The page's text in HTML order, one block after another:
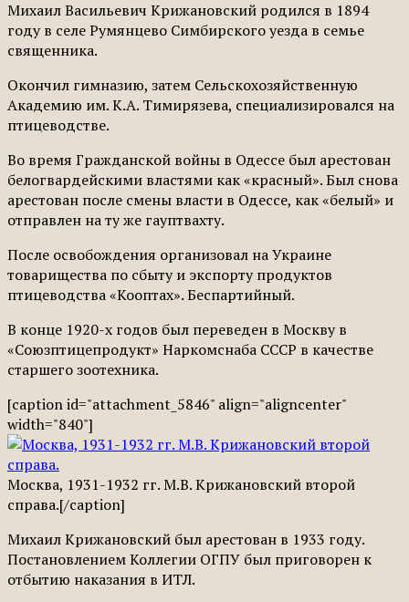
Михаил Васильевич Крижановский родился в 1894
году в селе Румянцево Симбирского уезда в семье
священника.
Окончил гимназию, затем Сельскохозяйственную
Академию им. К.А. Тимирязева, специализировался на
птицеводстве.
Во время Гражданской войны в Одессе был арестован
белогвардейскими властями как «красный». Был снова
арестован после смены власти в Одессе, как «белый» и
отправлен на ту же гауптвахту.
После освобождения организовал на Украине
товарищества по сбыту и экспорту продуктов
птицеводства «Кооптах». Беспартийный.
В конце 1920-х годов был переведен в Москву в
«Союзптицепродукт» Наркомснаба СССР в качестве
старшего зоотехника.
[caption id="attachment_5846" align="aligncenter"
width="840"]
Москва, 1931-1932 гг. М.В. Крижановский второй
справа.[/caption]
Михаил Крижановский был арестован в 1933 году.
Постановлением Коллегии ОГПУ был приговорен к
отбытию наказания в ИТЛ.